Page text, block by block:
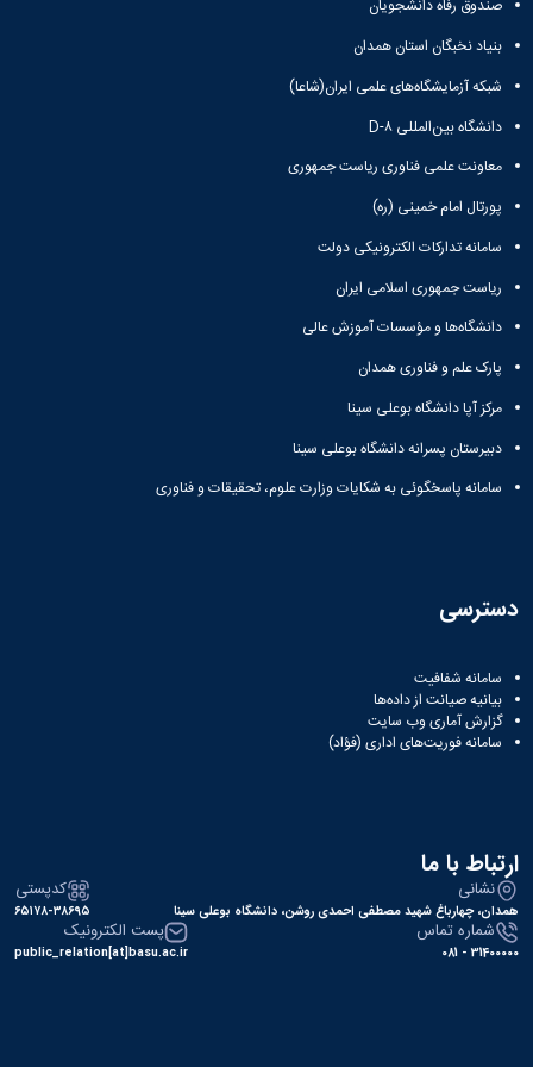
Research
صندوق رفاه دانشجویان
بنیاد نخبگان استان همدان
شبکه آزمایشگاه‌های علمی ایران(شاعا)
دانشگاه بین‌المللی D-۸
معاونت علمی فناوری ریاست جمهوری
پورتال امام خمینی (ره)
سامانه تدارکات الکترونیکی دولت
ریاست جمهوری اسلامی ایران
دانشگاه‌ها و مؤسسات آموزش عالی
پارک علم و فناوری همدان
مرکز آپا دانشگاه بوعلی سینا
دبیرستان پسرانه دانشگاه بوعلی سینا
سامانه پاسخگوئی به شکایات وزارت علوم، تحقیقات و فناوری
دسترسی
سامانه شفافیت
بیانیه صیانت از داده‌ها
گزارش آماری وب‌ سایت
سامانه فوریت‌های اداری (فؤاد)
ارتباط با ما
نشانی
همدان، چهارباغ شهید مصطفی احمدی روشن، دانشگاه بوعلی سینا
کدپستی
۶۵۱۷۸-۳۸۶۹۵
شماره تماس
31400000 - 081
پست الکترونیک
public_relation[at]basu.ac.ir